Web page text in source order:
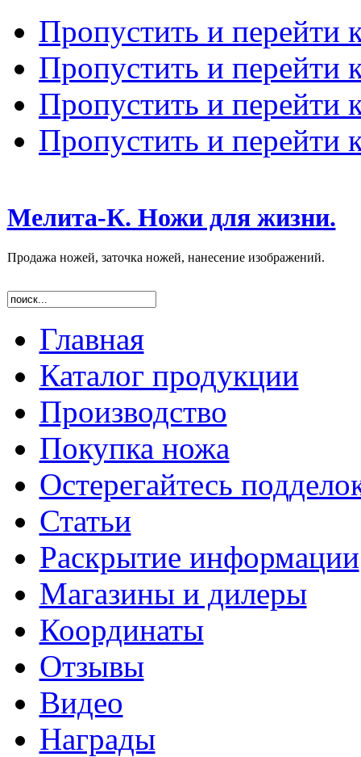
Пропустить и перейти
Пропустить и перейти
Пропустить и перейти
Пропустить и перейти
Мелита-К. Ножи для жизни.
Продажа ножей, заточка ножей, нанесение изображений.
Главная
Каталог продукции
Производство
Покупка ножа
Остерегайтесь
Статьи
Раскрытие информации
Магазины и дилеры
Координаты
Отзывы
Видео
Награды